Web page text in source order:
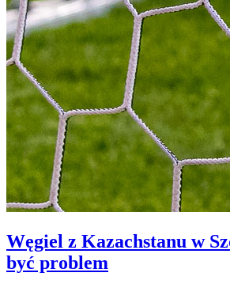
Węgiel z Kazachstanu w
być problem